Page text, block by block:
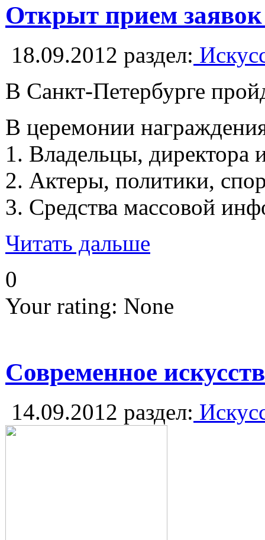
Открыт прием
18.09.2012 раздел:
В Санкт-Петербурге
В церемонии
1. Владельцы, директора
2. Актеры, политики,
3. Средства массовой
Читать дальше
0
Your rating: None
Современное
14.09.2012 раздел: